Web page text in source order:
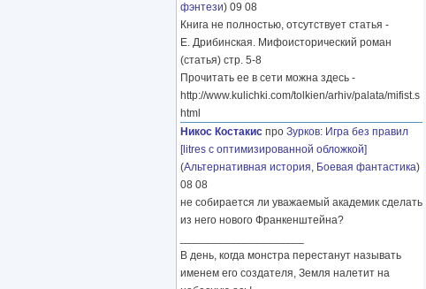
фэнтези) 09 08
Книга не полностью, отсутствует статья -
Е. Дрибинская. Мифоисторический роман
(статья) стр. 5-8
Прочитать ее в сети можна здесь -
http://www.kulichki.com/tolkien/arhiv/palata/mifist.s
html
Никос Костакис про Зурков: Игра без правил
[litres с оптимизированной обложкой]
(Альтернативная история, Боевая фантастика)
08 08
не собирается ли уважаемый академик сделать
из него нового Франкенштейна?
В день, когда монстра перестанут называть
именем его создателя, Земля налетит на